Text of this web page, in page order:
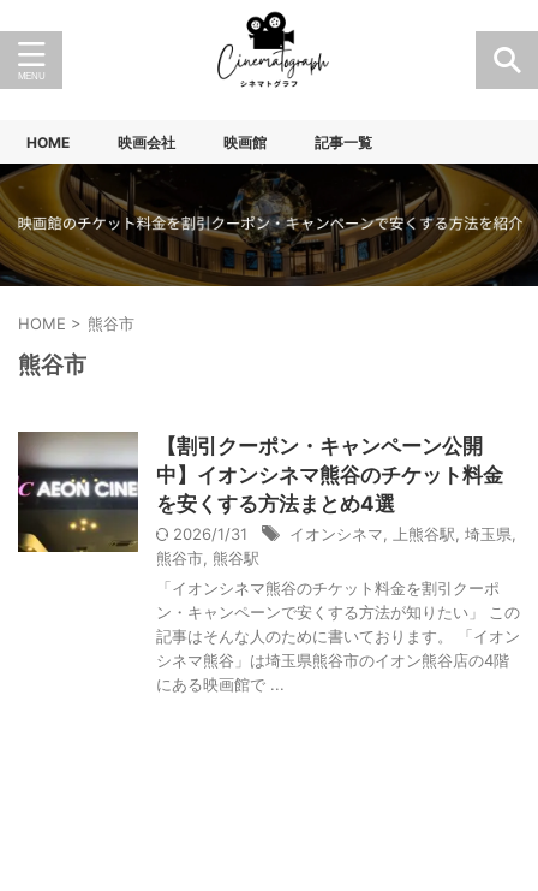
HOME 映画会社 映画館 記事一覧
HOME > 熊谷市
熊谷市
【割引クーポン・キャンペーン公開
中】イオンシネマ熊谷のチケット料金
を安くする方法まとめ4選
2026/1/31 イオンシネマ 上熊谷駅 埼玉県
熊谷市 熊谷駅
「イオンシネマ熊谷のチケット料金を割引クーポ
ン・キャンペーンで安くする方法が知りたい」 この
記事はそんな人のために書いております。 「イオン
シネマ熊谷」は埼玉県熊谷市のイオン熊谷店の4階
にある映画館で ...